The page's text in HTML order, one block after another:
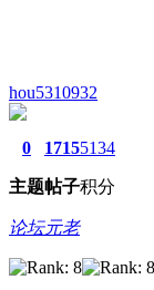
hou5310932
0
主题
1715
帖子
5134
积分
论坛元老